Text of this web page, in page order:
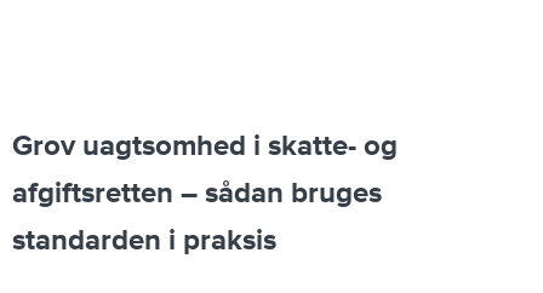
Grov uagtsomhed i skatte- og
afgiftsretten – sådan bruges
standarden i praksis